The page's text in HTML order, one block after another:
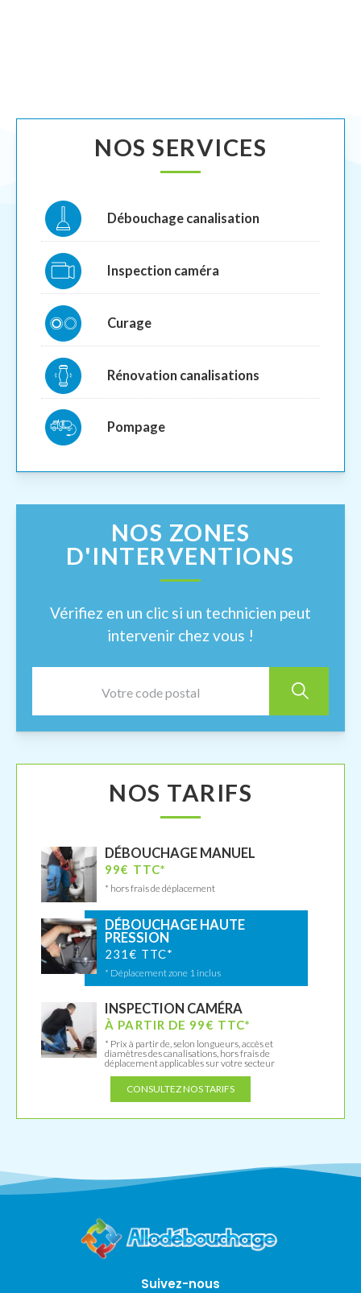
NOS SERVICES
Débouchage canalisation
Inspection caméra
Curage
Rénovation canalisations
Pompage
NOS ZONES
D'INTERVENTIONS
Vérifiez en un clic si un technicien peut
intervenir chez vous !
NOS TARIFS
DÉBOUCHAGE MANUEL
99€ TTC*
* hors frais de déplacement
DÉBOUCHAGE HAUTE
PRESSION
231€ TTC*
* Déplacement zone 1 inclus
INSPECTION CAMÉRA
À PARTIR DE 99€ TTC*
* Prix à partir de, selon longueurs, accès et
diamètres des canalisations, hors frais de
déplacement applicables sur votre secteur
CONSULTEZ NOS TARIFS
Suivez-nous